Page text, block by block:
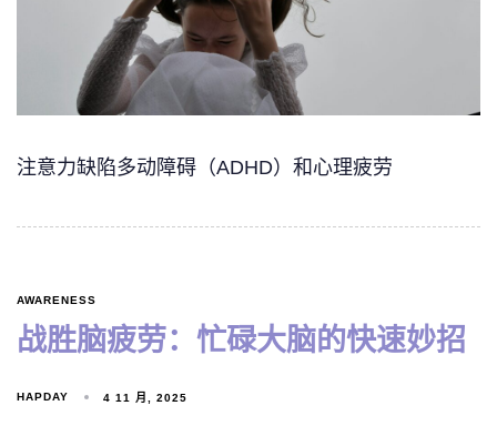
注意力缺陷多动障碍（ADHD）和心理疲劳
AWARENESS
战胜脑疲劳：忙碌大脑的快速妙招
HAPDAY 4 11 月, 2025